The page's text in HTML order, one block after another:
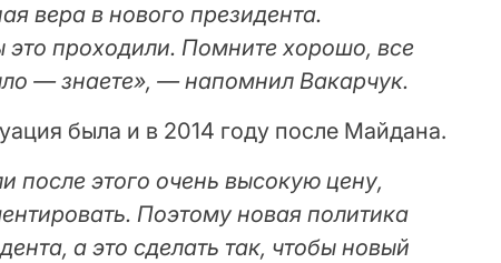
вера в нового президента.
проходили. Помните хорошо, все
— знаете», — напомнил Вакарчук.
была и в 2014 году после Майдана.
после этого очень высокую цену,
Поэтому новая политика
а это сделать так, чтобы новый